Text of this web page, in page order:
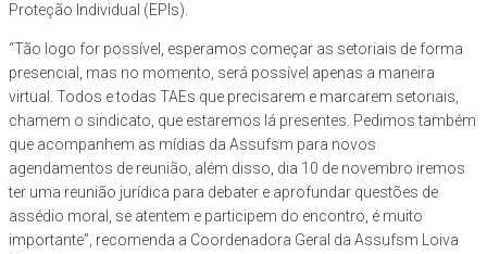
Proteção Individual (EPIs).
“Tão logo for possível, esperamos começar as setoriais de forma
presencial, mas no momento, será possível apenas a maneira
virtual. Todos e todas TAEs que precisarem e marcarem setoriais,
chamem o sindicato, que estaremos lá presentes. Pedimos também
que acompanhem as mídias da Assufsm para novos
agendamentos de reunião, além disso, dia 10 de novembro iremos
ter uma reunião jurídica para debater e aprofundar questões de
assédio moral, se atentem e participem do encontro, é muito
importante”, recomenda a Coordenadora Geral da Assufsm Loiva